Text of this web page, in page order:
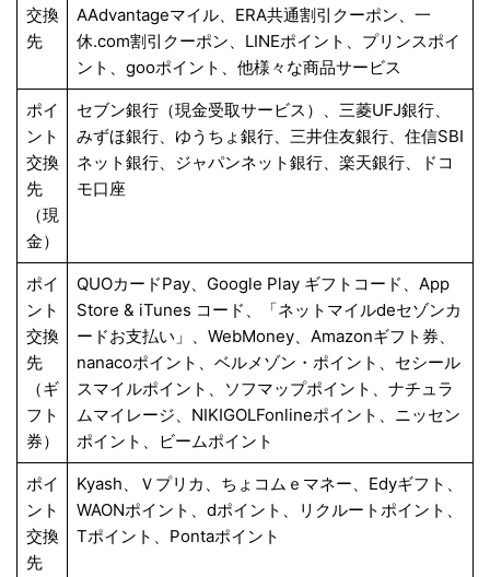
交換
先
AAdvantageマイル、ERA共通割引クーポン、一
休.com割引クーポン、LINEポイント、プリンスポイ
ント、gooポイント、他様々な商品サービス
ポイ
ント
交換
先
（現
金）
セブン銀行（現金受取サービス）、三菱UFJ銀行、
みずほ銀行、ゆうちょ銀行、三井住友銀行、住信SBI
ネット銀行、ジャパンネット銀行、楽天銀行、ドコ
モ口座
ポイ
ント
交換
先
（ギ
フト
券）
QUOカードPay、Google Play ギフトコード、App
Store & iTunes コード、「ネットマイルdeセゾンカ
ードお支払い」、WebMoney、Amazonギフト券、
nanacoポイント、ベルメゾン・ポイント、セシール
スマイルポイント、ソフマップポイント、ナチュラ
ムマイレージ、NIKIGOLFonlineポイント、ニッセン
ポイント、ビームポイント
ポイ
ント
交換
先
Kyash、Ｖプリカ、ちょコムｅマネー、Edyギフト、
WAONポイント、dポイント、リクルートポイント、
Tポイント、Pontaポイント